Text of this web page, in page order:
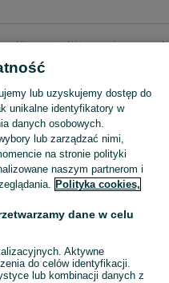
Dla kobiet
Wody perfumowane
perfumowane - Łomża
Sprzedaż wód perfumowanych damskich Łomża ▶️ Trwałe zapachy znanych marek ✅ Nowe i używane w atrakcyjnych cenach ☝ Sprawdź oferty na OLX.pl! Zobacz
lub uzyskujemy dostęp do
unikalne identyfikatory w
danych osobowych.
lub zarządzać nimi,
na stronie polityki
naszym partnerom i
Polityka cookies,
dane w celu
Aktywne
do celów identyfikacji.
lub kombinacji danych z